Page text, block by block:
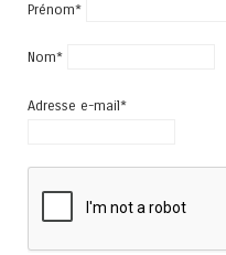
Prénom*
Nom*
Adresse e-mail*